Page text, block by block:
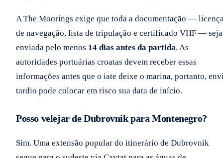
A The Moorings exige que toda a documentação —
de navegação, lista de tripulação e certificado VHF — seja
enviada pelo menos 14 dias antes da partida. As
autoridades portuárias croatas devem receber essas
informações antes que o iate deixe o marina, portanto,
tardio pode colocar em risco sua data de início.
Posso velejar de Dubrovnik para Montenegro?
Sim. Uma extensão popular do itinerário de Dubrovnik